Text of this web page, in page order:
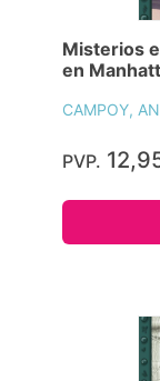
Misterios
en
CAMPOY,
PVP.